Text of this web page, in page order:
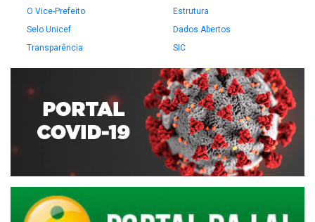
O Vice-Prefeito
Estrutura
Selo Unicef
Dados Abertos
Transparência
SIC